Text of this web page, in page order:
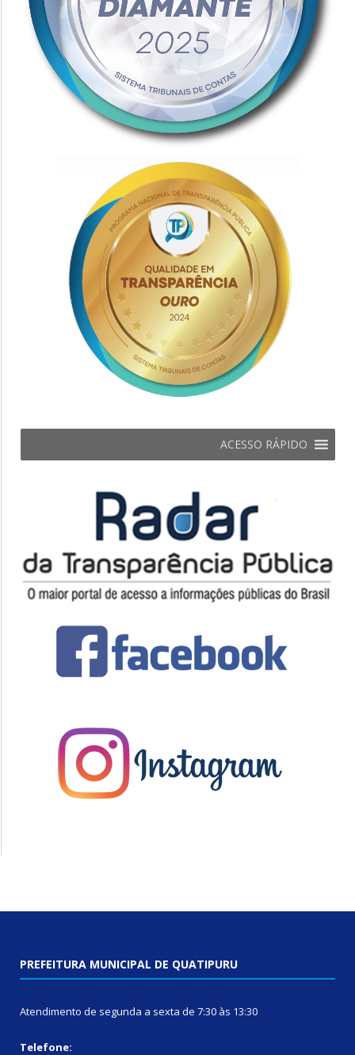
ACESSO RÁPIDO
PREFEITURA MUNICIPAL DE QUATIPURU
Atendimento de segunda a sexta de 7:30 às 13:30
Telefone: